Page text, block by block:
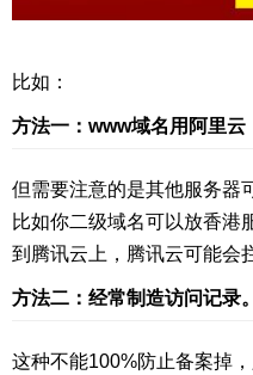
比如：
方法一：www域名用阿里云
但需要注意的是其他服务器
比如你二级域名可以放香港
到腾讯云上，腾讯云可能会
方法二：经常制造访问记录。
这种不能100%防止备案掉